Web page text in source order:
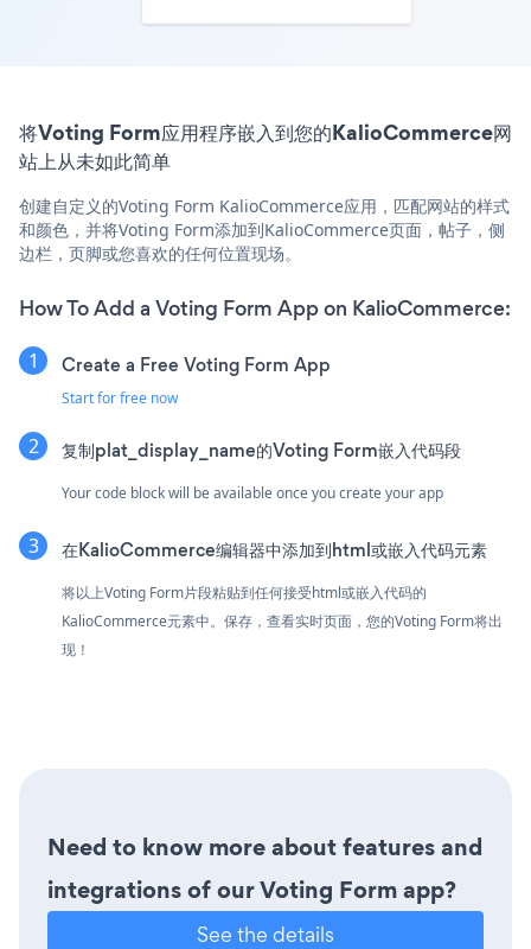
将Voting Form应用程序嵌入到您的KalioCommerce网
站上从未如此简单
创建自定义的Voting Form KalioCommerce应用，匹配网站的样式
和颜色，并将Voting Form添加到KalioCommerce页面，帖子，侧
边栏，页脚或您喜欢的任何位置现场。
How To Add a Voting Form App on KalioCommerce:
Create a Free Voting Form App
Start for free now
复制plat_display_name的Voting Form嵌入代码段
Your code block will be available once you create your app
在KalioCommerce编辑器中添加到html或嵌入代码元素
将以上Voting Form片段粘贴到任何接受html或嵌入代码的
KalioCommerce元素中。保存，查看实时页面，您的Voting Form将出
现！
Need to know more about features and
integrations of our Voting Form app?
See the details